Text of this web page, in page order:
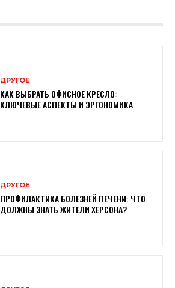
ДРУГОЕ
КАК ВЫБРАТЬ ОФИСНОЕ КРЕСЛО:
КЛЮЧЕВЫЕ АСПЕКТЫ И ЭРГОНОМИКА
ДРУГОЕ
ПРОФИЛАКТИКА БОЛЕЗНЕЙ ПЕЧЕНИ: ЧТО
ДОЛЖНЫ ЗНАТЬ ЖИТЕЛИ ХЕРСОНА?